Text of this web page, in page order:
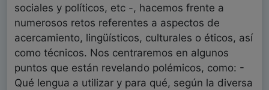
sociales y políticos, etc -, hacemos frente a
numerosos retos referentes a aspectos de
acercamiento, lingüísticos, culturales o éticos, así
como técnicos. Nos centraremos en algunos
puntos que están revelando polémicos, como: -
Qué lengua a utilizar y para qué, según la diversa